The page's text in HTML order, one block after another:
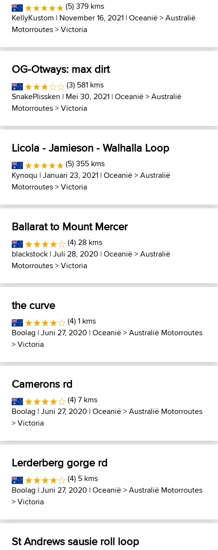
(5) 379 kms
KellyKustom | November 16, 2021 |Oceanië>Australië
Motorroutes>Victoria
OG-Otways: max dirt
(3) 581 kms
SnakePlissken | Mei 30, 2021 |Oceanië>Australië
Motorroutes>Victoria
Licola - Jamieson - Walhalla Loop
(5) 355 kms
Kynoqu | Januari 23, 2021 |Oceanië>Australië
Motorroutes>Victoria
Ballarat to Mount Mercer
(4) 28 kms
blackstock | Juli 28, 2020 |Oceanië>Australië
Motorroutes>Victoria
the curve
(4) 1 kms
Boolag | Juni 27, 2020 |Oceanië>Australië Motorroutes
>Victoria
Camerons rd
(4) 7 kms
Boolag | Juni 27, 2020 |Oceanië>Australië Motorroutes
>Victoria
Lerderberg gorge rd
(4) 5 kms
Boolag | Juni 27, 2020 |Oceanië>Australië Motorroutes
>Victoria
St Andrews sausie roll loop